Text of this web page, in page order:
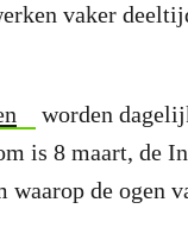
vaker
worden
is 8 maart, de
waarop de ogen